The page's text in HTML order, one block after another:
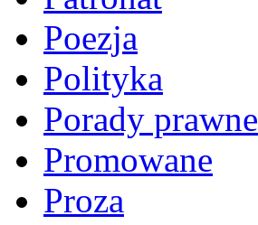
Poezja
Polityka
Porady prawne
Promowane
Proza